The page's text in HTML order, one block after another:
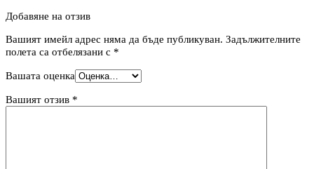
Добавяне на отзив
Вашият имейл адрес няма да бъде публикуван. Задължителните
полета са отбелязани с *
Вашата оценка
Вашият отзив *